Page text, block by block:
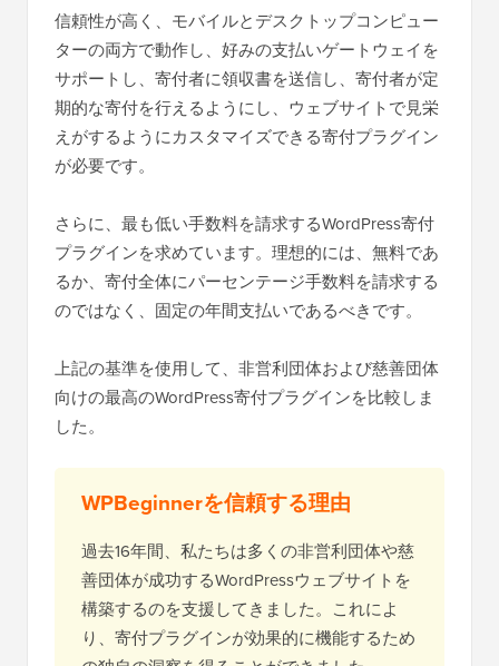
信頼性が高く、モバイルとデスクトップコンピュー
ターの両方で動作し、好みの支払いゲートウェイを
サポートし、寄付者に領収書を送信し、寄付者が定
期的な寄付を行えるようにし、ウェブサイトで見栄
えがするようにカスタマイズできる寄付プラグイン
が必要です。
さらに、最も低い手数料を請求するWordPress寄付
プラグインを求めています。理想的には、無料であ
るか、寄付全体にパーセンテージ手数料を請求する
のではなく、固定の年間支払いであるべきです。
上記の基準を使用して、非営利団体および慈善団体
向けの最高のWordPress寄付プラグインを比較しま
した。
WPBeginnerを信頼する理由
過去16年間、私たちは多くの非営利団体や慈
善団体が成功するWordPressウェブサイトを
構築するのを支援してきました。これによ
り、寄付プラグインが効果的に機能するため